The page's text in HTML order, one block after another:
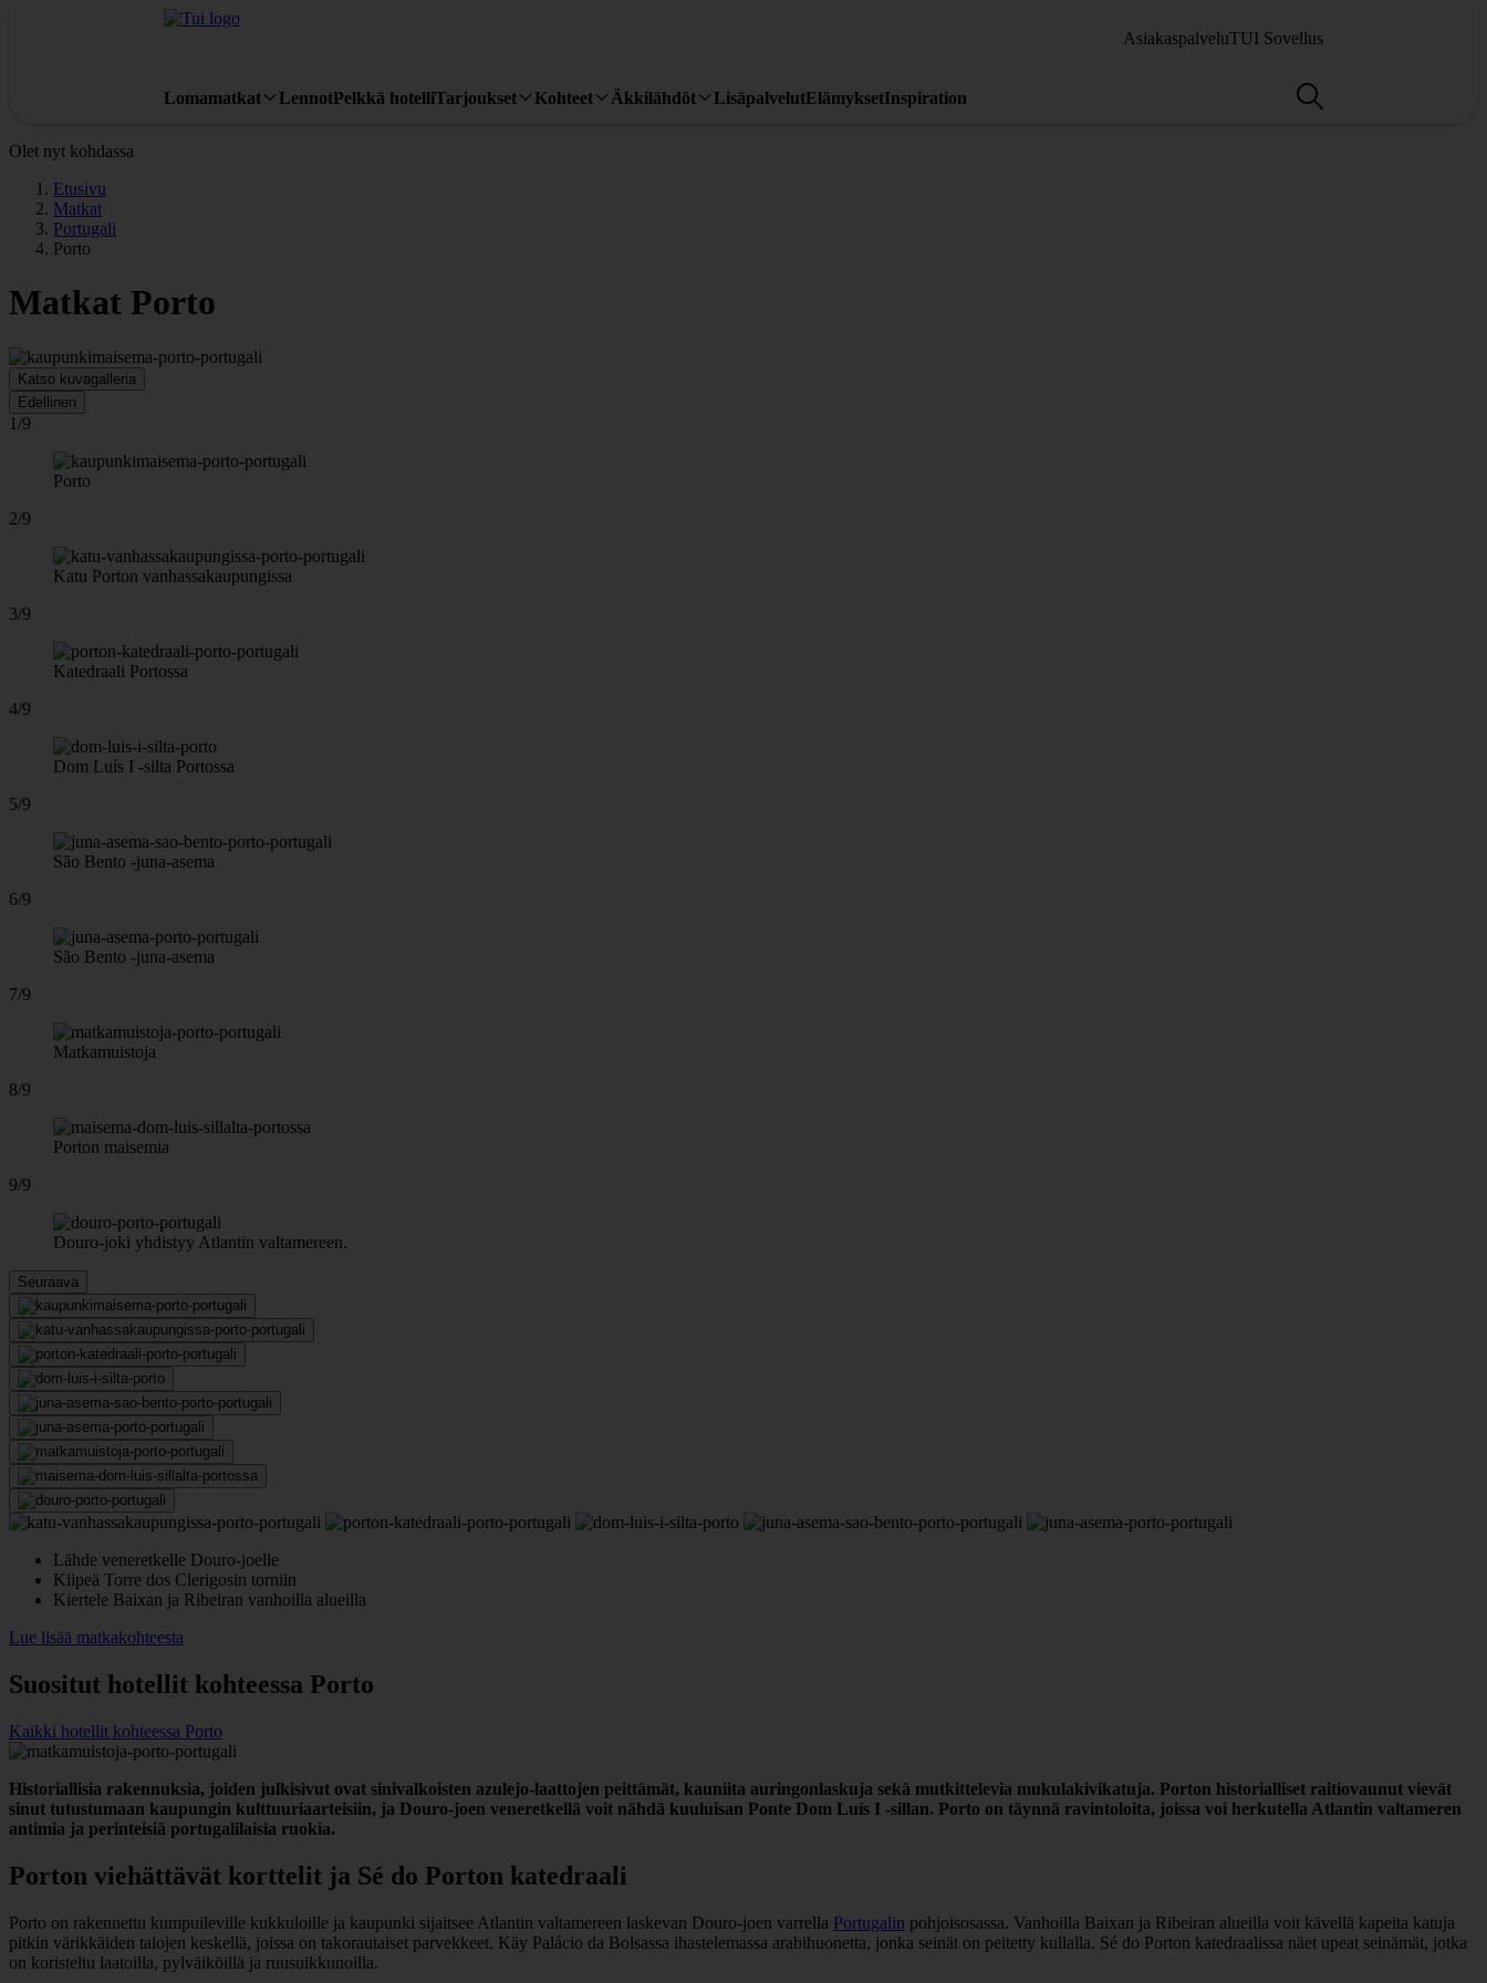
AsiakaspalveluTUI Sovellus
Lomamatkat LennotPelkkä hotelliTarjoukset Kohteet Äkkilähdöt LisäpalvelutElämyksetInspiration
Olet nyt kohdassa
Etusivu
Matkat
Portugali
Porto
Matkat Porto
Katso kuvagalleria
Edellinen
1/9
Porto
2/9
Katu Porton vanhassakaupungissa
3/9
Katedraali Portossa
4/9
Dom Luís I -silta Portossa
5/9
São Bento -juna-asema
6/9
São Bento -juna-asema
7/9
Matkamuistoja
8/9
Porton maisemia
9/9
Douro-joki yhdistyy Atlantin valtamereen.
Seuraava
Lähde veneretkelle Douro-joelle
Kiipeä Torre dos Clerigosin torniin
Kiertele Baixan ja Ribeiran vanhoilla alueilla
Lue lisää matkakohteesta
Suositut hotellit kohteessa Porto
Kaikki hotellit kohteessa Porto
Historiallisia rakennuksia, joiden julkisivut ovat sinivalkoisten azulejo-laattojen peittämät, kauniita auringonlaskuja sekä mutkittelevia mukulakivikatuja. Porton historialliset raitiovaunut vievät
sinut tutustumaan kaupungin kulttuuriaarteisiin, ja Douro-joen veneretkellä voit nähdä kuuluisan Ponte Dom Luís I -sillan. Porto on täynnä ravintoloita, joissa voi herkutella Atlantin valtameren
antimia ja perinteisiä portugalilaisia ruokia.
Porton viehättävät korttelit ja Sé do Porton katedraali
Porto on rakennettu kumpuileville kukkuloille ja kaupunki sijaitsee Atlantin valtamereen laskevan Douro-joen varrella Portugalin pohjoisosassa. Vanhoilla Baixan ja Ribeiran alueilla voit kävellä kapeita katuja
pitkin värikkäiden talojen keskellä, joissa on takorautaiset parvekkeet. Käy Palácio da Bolsassa ihastelemassa arabihuonetta, jonka seinät on peitetty kullalla. Sé do Porton katedraalissa näet upeat seinämät, jotka
on koristeltu laatoilla, pylväiköillä ja ruusuikkunoilla.